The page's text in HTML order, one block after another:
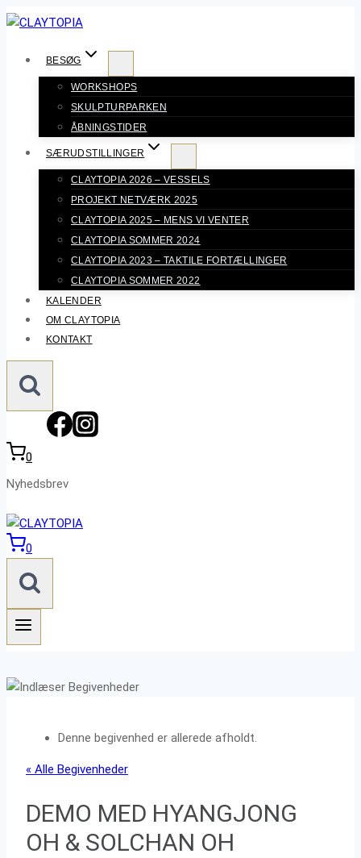
Fortsæt
BESØG
WORKSHOPS
SKULPTURPARKEN
ÅBNINGSTIDER
SÆRUDSTILLINGER
CLAYTOPIA 2026 – VESSELS
PROJEKT NETVÆRK 2025
CLAYTOPIA 2025 – MENS VI VENTER
CLAYTOPIA SOMMER 2024
CLAYTOPIA 2023 – TAKTILE FORTÆLLINGER
CLAYTOPIA SOMMER 2022
KALENDER
OM CLAYTOPIA
KONTAKT
0
Nyhedsbrev
0
Denne begivenhed er allerede afholdt.
« Alle Begivenheder
DEMO MED HYANGJONG
OH & SOLCHAN OH